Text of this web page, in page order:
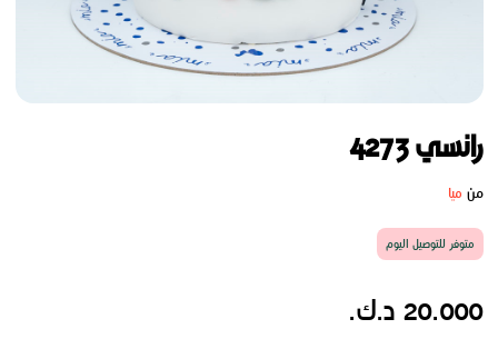
رانسي 4273
من ميا
متوفر للتوصيل اليوم
20.000 د.ك.